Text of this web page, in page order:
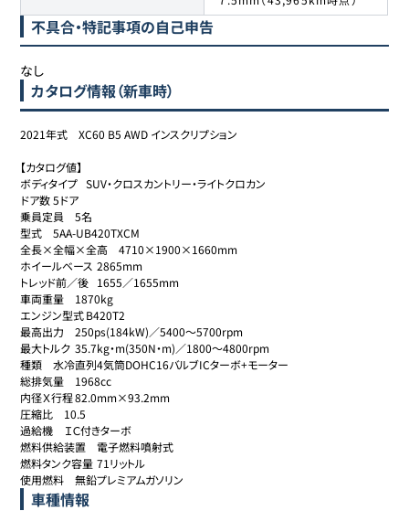
不具合・特記事項の自己申告
なし
カタログ情報（新車時）
2021年式　XC60 B5 AWD インスクリプション
【カタログ値】
ボディタイプ	SUV・クロスカントリー・ライトクロカン
ドア数	5ドア
乗員定員	5名
型式	5AA-UB420TXCM
全長×全幅×全高	4710×1900×1660mm
ホイールベース	2865mm
トレッド前／後	1655／1655mm
車両重量	1870kg
エンジン型式	B420T2
最高出力	250ps(184kW)／5400～5700rpm
最大トルク	35.7kg・m(350N・m)／1800～4800rpm
種類	水冷直列4気筒DOHC16バルブICターボ+モーター
総排気量	1968cc
内径Ｘ行程	82.0mm×93.2mm
圧縮比	10.5
過給機	ＩＣ付きターボ
燃料供給装置	電子燃料噴射式
燃料タンク容量	71リットル
使用燃料	無鉛プレミアムガソリン
車種情報